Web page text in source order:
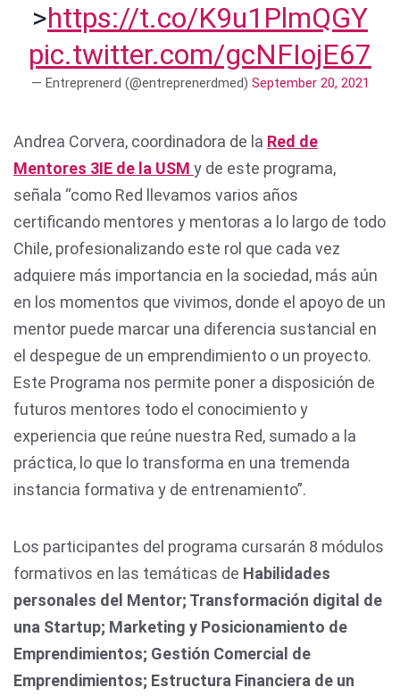
>https://t.co/K9u1PlmQGY
pic.twitter.com/gcNFIojE67
— Entreprenerd (@entreprenerdmed) September 20, 2021
Andrea Corvera, coordinadora de la Red de
Mentores 3IE de la USM y de este programa,
señala “como Red llevamos varios años
certificando mentores y mentoras a lo largo de todo
Chile, profesionalizando este rol que cada vez
adquiere más importancia en la sociedad, más aún
en los momentos que vivimos, donde el apoyo de un
mentor puede marcar una diferencia sustancial en
el despegue de un emprendimiento o un proyecto.
Este Programa nos permite poner a disposición de
futuros mentores todo el conocimiento y
experiencia que reúne nuestra Red, sumado a la
práctica, lo que lo transforma en una tremenda
instancia formativa y de entrenamiento”.
Los participantes del programa cursarán 8 módulos
formativos en las temáticas de Habilidades
personales del Mentor; Transformación digital de
una Startup; Marketing y Posicionamiento de
Emprendimientos; Gestión Comercial de
Emprendimientos; Estructura Financiera de un